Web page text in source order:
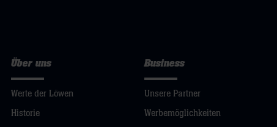
Über uns
Werte der Löwen
Historie
Business
Unsere Partner
Werbemöglichkeiten